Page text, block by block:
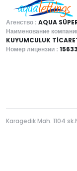
Агенство : AQUA
Наименование
KUYUMCULUK
Номер лицензии : 15633
Karagedik Mah. 1104